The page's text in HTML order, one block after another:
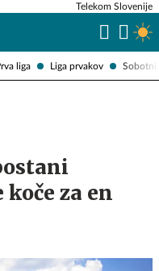
liga Liga prvakov Sobotni
Telekom Slovenije
za en